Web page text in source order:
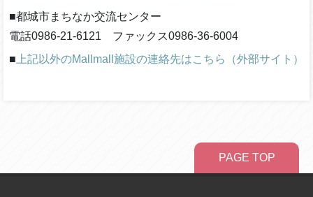
■都城市まちなか交流センター
電話0986-21-6121 ファックス0986-36-6004
■ 上記以外のMallmall施設の連絡先はこちら（外部サイト）
PAGE TOP